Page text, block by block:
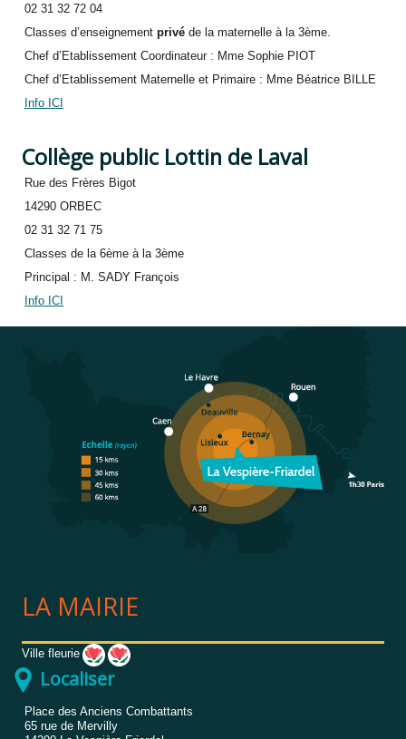
02 31 32 72 04
Classes d’enseignementprivé de la maternelle à la 3ème.
Chef d’Etablissement Coordinateur : Mme Sophie PIOT
Chef d’Etablissement Maternelle et Primaire : Mme Béatrice BILLE
Info ICI
Collège public Lottin de Laval
Rue des Frères Bigot
14290 ORBEC
02 31 32 71 75
Classes de la 6ème à la 3ème
Principal : M. SADY François
Info ICI
LA MAIRIE
Ville fleurie
Localiser
Place des Anciens Combattants
65 rue de Mervilly